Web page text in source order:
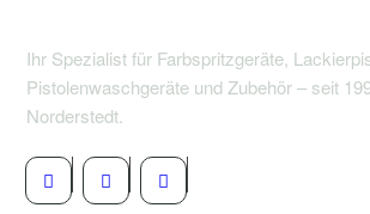
Ihr Spezialist für Farbspritzgeräte,
Pistolenwaschgeräte und Zubehör – seit
Norderstedt.